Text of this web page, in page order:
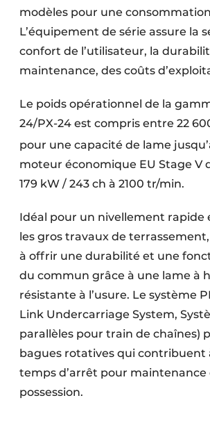
modèles pour une
L’équipement de série assure la
confort de l’utilisateur, la
maintenance, des coûts
Le poids opérationnel de la
24/PX-24 est compris entre 22
pour une capacité de lame
moteur économique EU Stage V
179 kW / 243 ch à 2100 tr/min.
Idéal pour un nivellement rapide
les gros travaux de terrassement,
à offrir une durabilité et une
du commun grâce à une lame à
résistante à l’usure. Le système
Link Undercarriage System,
parallèles pour train de chaînes)
bagues rotatives qui contribuent
temps d’arrêt pour maintenance
possession.